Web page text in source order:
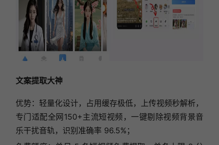
文案提取大神
优势：轻量化设计，占用缓存极低，上传视频秒解析，
专门适配全网150+主流短视频，一键剔除视频背景音
乐干扰音轨，识别准确率 96.5%；